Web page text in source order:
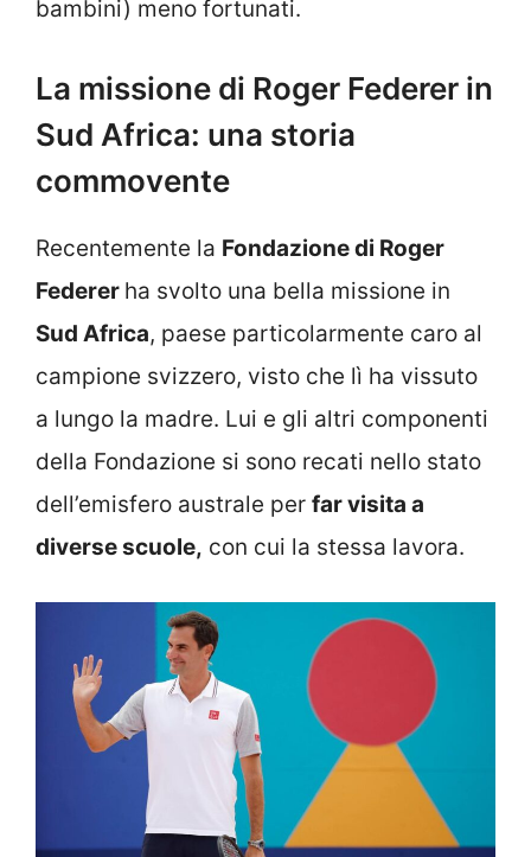
bambini) meno fortunati.
La missione di Roger Federer in
Sud Africa: una storia
commovente
Recentemente la Fondazione di Roger
Federer ha svolto una bella missione in
Sud Africa, paese particolarmente caro al
campione svizzero, visto che lì ha vissuto
a lungo la madre. Lui e gli altri componenti
della Fondazione si sono recati nello stato
dell’emisfero australe per far visita a
diverse scuole, con cui la stessa lavora.